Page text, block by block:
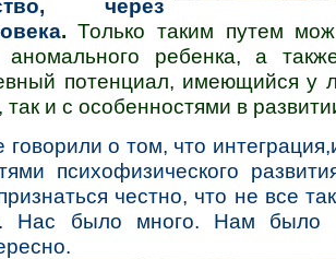
через
. Только таким путем
аномального ребенка, а
потенциал, имеющийся у
так и с особенностями в
говорили о том, что
психофизического
честно, что не все
Нас было много. Нам было